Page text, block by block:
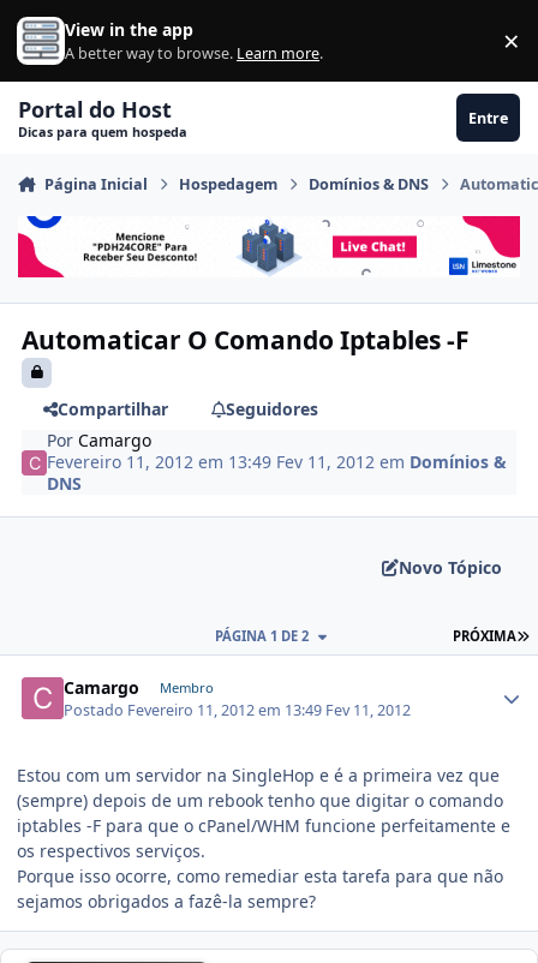
Ir para conteúdo
View in the app
A better way to browse. Learn more. ×
Portal do Host
Dicas para quem hospeda
Entre
Página Inicial Hospedagem Domínios & DNS
Automaticar O Comando Iptables -F
Compartilhar
Seguidores
PorCamargo
Fevereiro 11, 2012 em 13:49 Fev 11, 2012 em Domínios &
DNS
Novo Tópico
PRÓXIMA
PÁGINA 1 DE 2
Camargo Membro
Postado Fevereiro 11, 2012 em 13:49 Fev 11, 2012
Estou com um servidor na SingleHop e é a primeira vez que
(sempre) depois de um rebook tenho que digitar o comando
iptables -F para que o cPanel/WHM funcione perfeitamente e
os respectivos serviços.
Porque isso ocorre, como remediar esta tarefa para que não
sejamos obrigados a fazê-la sempre?